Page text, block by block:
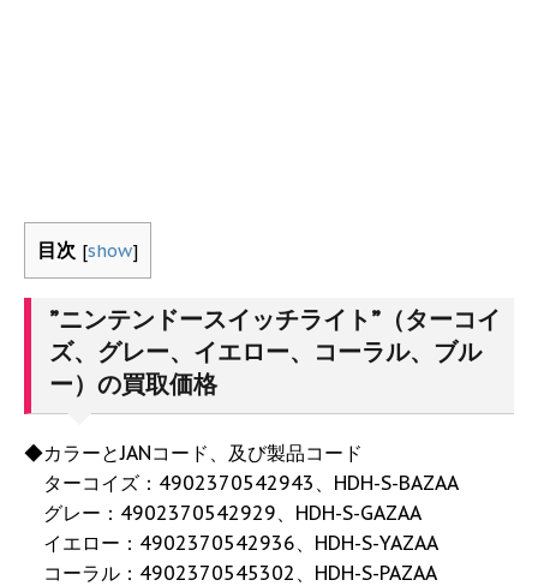
目次 [show]
”ニンテンドースイッチライト”（ターコイ
ズ、グレー、イエロー、コーラル、ブル
ー）の買取価格
◆カラーとJANコード、及び製品コード
ターコイズ：4902370542943、HDH-S-BAZAA
グレー：4902370542929、HDH-S-GAZAA
イエロー：4902370542936、HDH-S-YAZAA
コーラル：4902370545302、HDH-S-PAZAA